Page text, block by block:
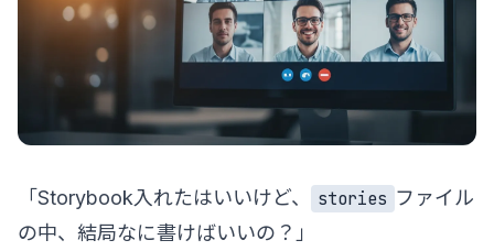
「Storybook入れたはいいけど、 stories ファイル
の中、結局なに書けばいいの？」